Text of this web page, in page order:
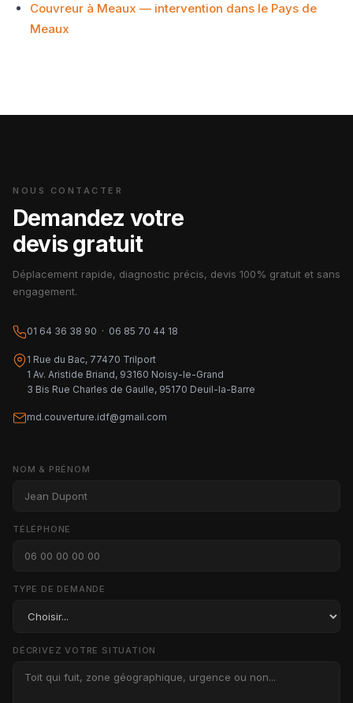
Couvreur à Meaux — intervention dans le Pays de
Meaux
NOUS CONTACTER
Demandez votre
devis gratuit
Déplacement rapide, diagnostic précis, devis 100% gratuit et sans
engagement.
01 64 36 38 90 · 06 85 70 44 18
1 Rue du Bac, 77470 Trilport
1 Av. Aristide Briand, 93160 Noisy-le-Grand
3 Bis Rue Charles de Gaulle, 95170 Deuil-la-Barre
md.couverture.idf@gmail.com
NOM & PRÉNOM
TÉLÉPHONE
TYPE DE DEMANDE
DÉCRIVEZ VOTRE SITUATION